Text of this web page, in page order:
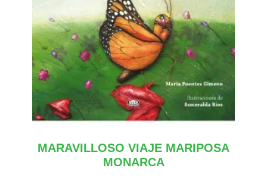
MARAVILLOSO VIAJE MARIPOSA
MONARCA